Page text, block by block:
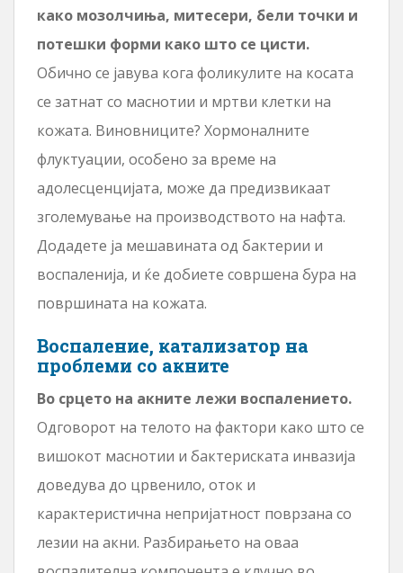
како мозолчиња, митесери, бели точки и
потешки форми како што се цисти.
Обично се јавува кога фоликулите на косата
се затнат со маснотии и мртви клетки на
кожата. Виновниците? Хормоналните
флуктуации, особено за време на
адолесценцијата, може да предизвикаат
зголемување на производството на нафта.
Додадете ја мешавината од бактерии и
воспаленија, и ќе добиете совршена бура на
површината на кожата.
Воспаление, катализатор на
проблеми со акните
Во срцето на акните лежи воспалението.
Одговорот на телото на фактори како што се
вишокот маснотии и бактериската инвазија
доведува до црвенило, оток и
карактеристична непријатност поврзана со
лезии на акни. Разбирањето на оваа